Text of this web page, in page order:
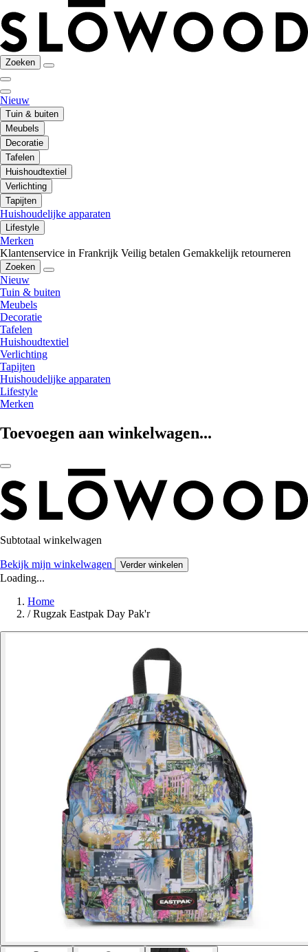
Zoeken
Nieuw
Tuin & buiten
Meubels
Decoratie
Tafelen
Huishoudtextiel
Verlichting
Tapijten
Huishoudelijke apparaten
Lifestyle
Merken
Klantenservice in Frankrijk Veilig betalen Gemakkelijk retourneren
Zoeken
Nieuw
Tuin & buiten
Meubels
Decoratie
Tafelen
Huishoudtextiel
Verlichting
Tapijten
Huishoudelijke apparaten
Lifestyle
Merken
Toevoegen aan winkelwagen...
Subtotaal winkelwagen
Bekijk mijn winkelwagen Verder winkelen
Loading...
Home
/ Rugzak Eastpak Day Pak'r